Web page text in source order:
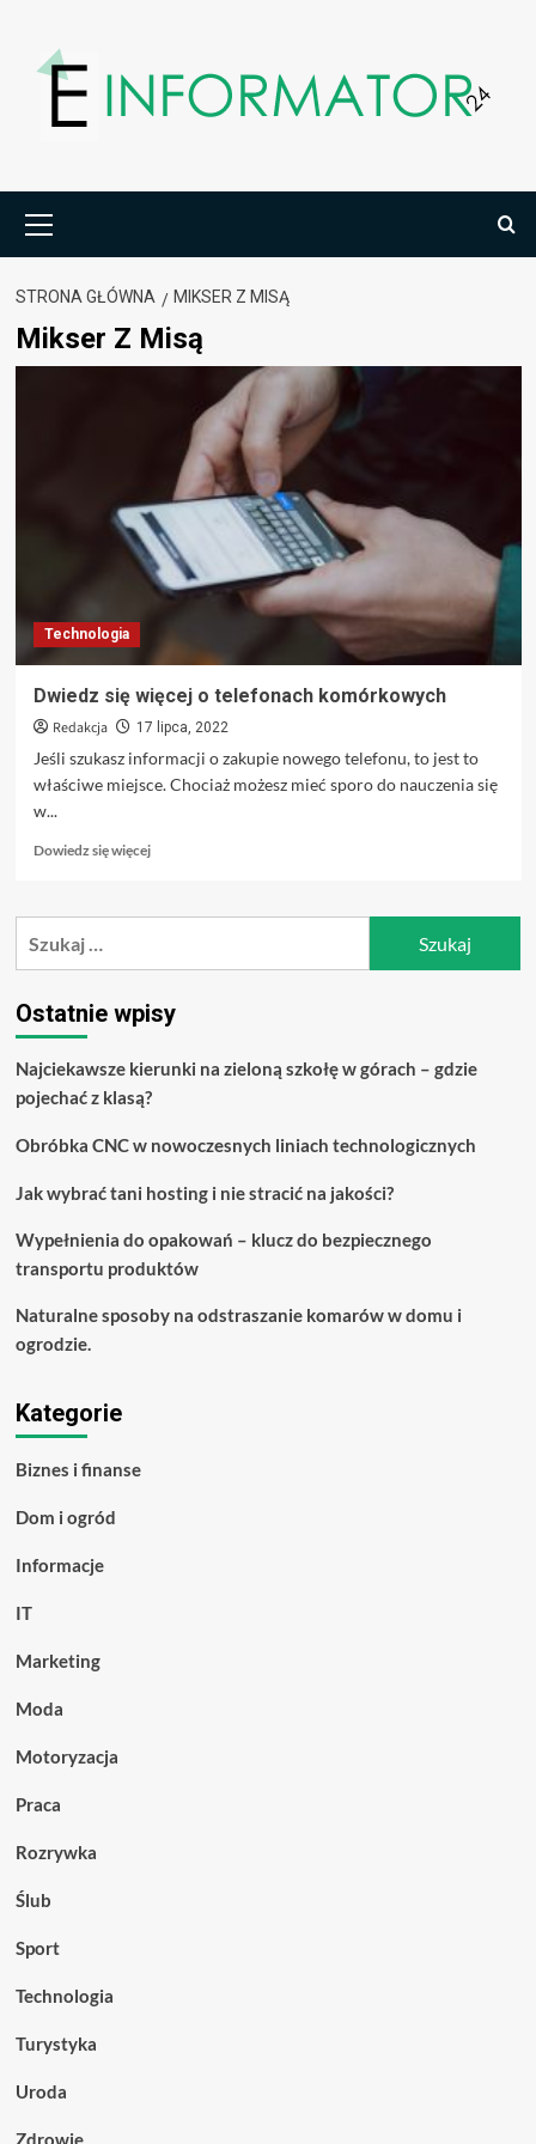
treści
główne
STRONA GŁÓWNA MIKSER Z MISĄ
Mikser Z Misą
Technologia
Dwiedz się więcej o telefonach komórkowych
Redakcja 17 lipca, 2022
Jeśli szukasz informacji o zakupie nowego telefonu, to jest to
właściwe miejsce. Chociaż możesz mieć sporo do nauczenia się
w...
Dowiedz się więcejDowiedz
o
o
telefonach
Ostatnie wpisy
Najciekawsze kierunki na zieloną szkołę w górach – gdzie
pojechać z klasą?
Obróbka CNC w nowoczesnych liniach technologicznych
Jak wybrać tani hosting i nie stracić na jakości?
Wypełnienia do opakowań – klucz do bezpiecznego
transportu produktów
Naturalne sposoby na odstraszanie komarów w domu i
ogrodzie.
Kategorie
Biznes i finanse
Dom i ogród
Informacje
IT
Marketing
Moda
Motoryzacja
Praca
Rozrywka
Ślub
Sport
Technologia
Turystyka
Uroda
Zdrowie